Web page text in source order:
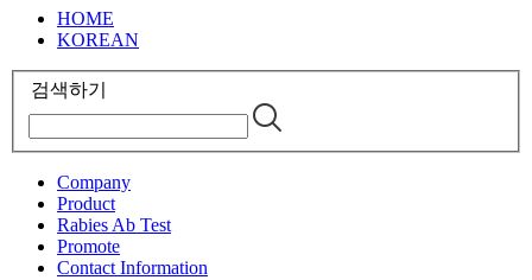
HOME
KOREAN
검색하기
Company
Product
Rabies Ab Test
Promote
Contact Information